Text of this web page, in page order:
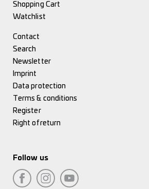
Shopping Cart
Watchlist
Contact
Search
Newsletter
Imprint
Data protection
Terms & conditions
Register
Right of return
Follow us